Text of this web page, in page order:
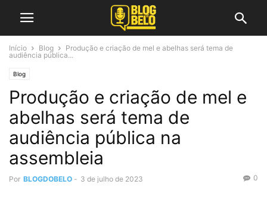
Início Blog
Produção e criação de mel e abelhas será tema de
audiência pública...
Blog
Produção e criação de mel e
abelhas será tema de
audiência pública na
assembleia
Por BLOGDOBELO - 3 de julho de 2023 0